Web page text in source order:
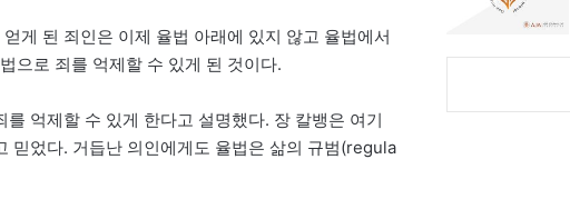
게 된 죄인은 이제 율법 아래에 있지 않고 율법에서
으로 죄를 억제할 수 있게 된 것이다.
억제할 수 있게 한다고 설명했다. 장 칼뱅은 여기
믿었다. 거듭난 의인에게도 율법은 삶의 규범(regula